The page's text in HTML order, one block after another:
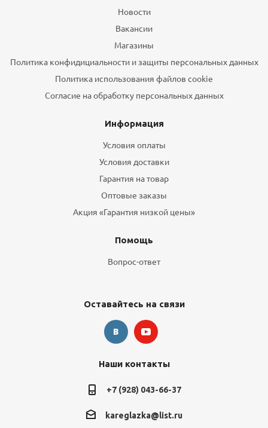
Новости
Вакансии
Магазины
Политика конфидициальности и защиты персональных данных
Политика использования файлов cookie
Согласие на обработку персональных данных
Информация
Условия оплаты
Условия доставки
Гарантия на товар
Оптовые заказы
Акция «Гарантия низкой цены»
Помощь
Вопрос-ответ
Оставайтесь на связи
Наши контакты
+7 (928) 043-66-37
kareglazka@list.ru